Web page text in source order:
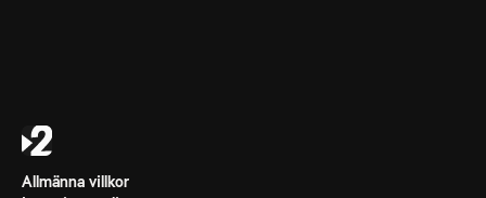
Allmänna villkor